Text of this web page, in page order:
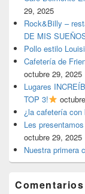
29, 2025
Rock&Billy –
DE MIS
Pollo estilo
Cafetería de
octubre 29, 2025
Lugares
TOP 3!
¿la cafetería con
Les
octubre 29, 2025
Nuestra primera